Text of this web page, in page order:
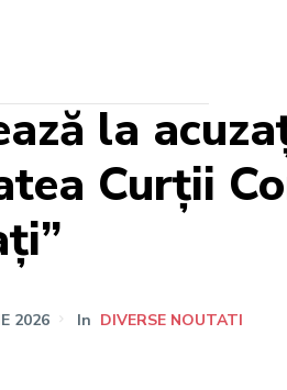
la
Curții
2026 In DIVERSE NOUTATI